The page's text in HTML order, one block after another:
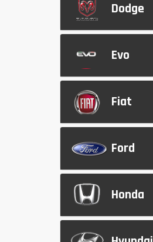
Dodge
Evo
Fiat
Ford
Honda